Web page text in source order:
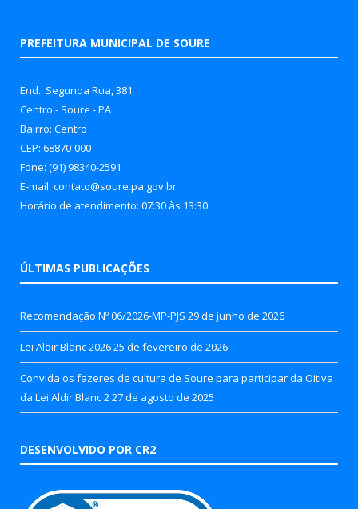
PREFEITURA MUNICIPAL DE SOURE
End.: Segunda Rua, 381
Centro - Soure - PA
Bairro: Centro
CEP: 68870-000
Fone: (91) 98340-2591
E-mail: contato@soure.pa.gov.br
Horário de atendimento: 07:30 às 13:30
ÚLTIMAS PUBLICAÇÕES
Recomendação Nº 06/2026-MP-PJS 29 de junho de 2026
Lei Aldir Blanc 202625 de fevereiro de 2026
Convida os fazeres de cultura de Soure para participar da Oitiva
da Lei Aldir Blanc 227 de agosto de 2025
DESENVOLVIDO POR CR2